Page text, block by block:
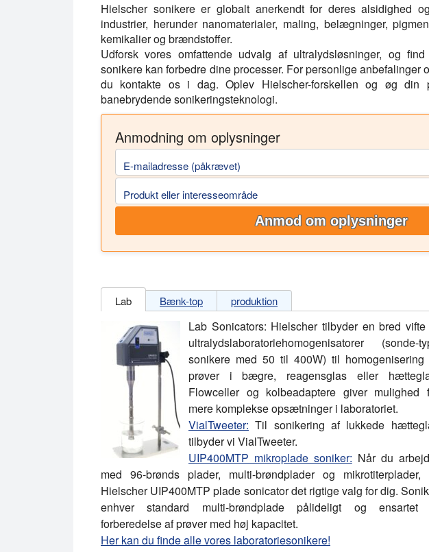
Hielscher sonikere er globalt anerkendt for deres alsidighed
industrier, herunder nanomaterialer, maling, belægninger,
kemikalier og brændstoffer.
Udforsk vores omfattende udvalg af ultralydsløsninger, og
sonikere kan forbedre dine processer. For personlige anbefalinger
du kontakte os i dag. Oplev Hielscher-forskellen og øg din
banebrydende sonikeringsteknologi.
Anmodning om oplysninger
E-mailadresse (påkrævet)
Produkt eller interesseområde
Anmod om oplysninger
Lab Bænk-top produktion
Lab Sonicators: Hielscher tilbyder en bred vifte
ultralydslaboratoriehomogenisatorer (sonde-
sonikere med 50 til 400W) til homogenisering
prøver i bægre, reagensglas eller
Flowceller og kolbeadaptere giver mulighed
mere komplekse opsætninger i laboratoriet.
VialTweeter: Til sonikering af lukkede
tilbyder vi VialTweeter.
UIP400MTP mikroplade soniker: Når du
med 96-brønds plader, multi-brøndplader og mikrotiterplader,
Hielscher UIP400MTP plade sonicator det rigtige valg for dig.
enhver standard multi-brøndplade pålideligt og ensartet
forberedelse af prøver med høj kapacitet.
Her kan du finde alle vores laboratoriesonikere!